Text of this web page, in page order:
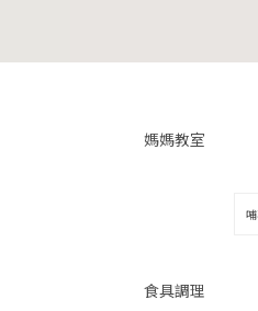
媽媽教室
食具調理